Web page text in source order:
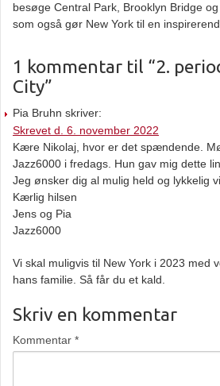
besøge Central Park, Brooklyn Bridge
som også gør New York til en
1 kommentar til “2.
City”
Pia Bruhn skriver:
Skrevet d. 6. november 2022
Kære Nikolaj, hvor er det spændende.
Jazz6000 i fredags. Hun gav mig dette
Jeg ønsker dig al mulig held og lykkelig
Kærlig hilsen
Jens og Pia
Jazz6000
Vi skal muligvis til New York i 2023 med
hans familie. Så får du et kald.
Skriv en kommentar
Kommentar *